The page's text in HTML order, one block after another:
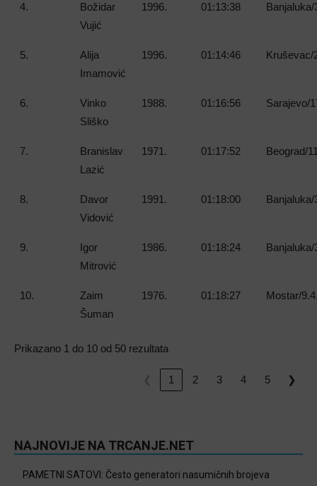
4.
Božidar
Vujić
1996. 01:13:38 Banjaluka/
5.
Alija
Imamović
1996. 01:14:46 Kruševac/
6.
Vinko
Sliško
1988. 01:16:56 Sarajevo/
7.
Branislav
Lazić
1971. 01:17:52 Beograd/
8.
Davor
Vidović
1991. 01:18:00 Banjaluka/
9.
Igor
Mitrović
1986. 01:18:24 Banjaluka/
10.
Zaim
Šuman
1976. 01:18:27 Mostar/
Prikazano 1 do 10 od 50 rezultata
1 2 3 4 5 ❯
NAJNOVIJE NA TRCANJE.NET
PAMETNI SATOVI: Često generatori nasumičnih brojeva